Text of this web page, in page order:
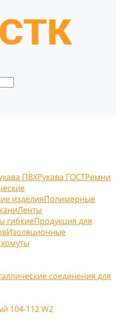
ПВХРукава ГОСТРемни
изделияПолимерные
Ленты
гибкиеПродукция для
Изоляционные
соединения для
104-112 W2